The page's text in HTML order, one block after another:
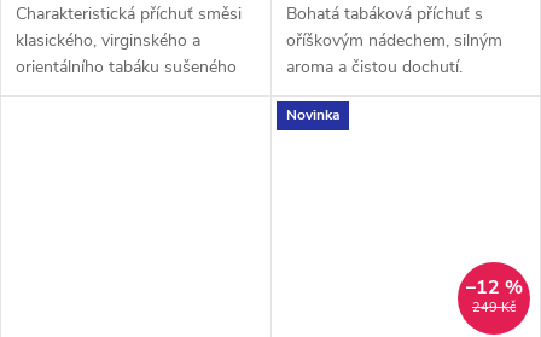
Charakteristická příchuť směsi
klasického, virginského a
orientálního tabáku sušeného
žárem slunce.
Bohatá tabáková příchuť s
oříškovým nádechem, silným
aroma a čistou dochutí.
Novinka
249 Kč
–12 %